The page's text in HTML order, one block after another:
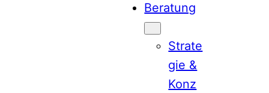
Beratung
Strate
gie &
Konz